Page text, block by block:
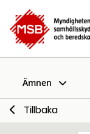
Ämnen
Tillbaka